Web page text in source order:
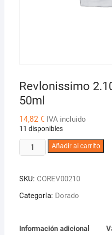
Revlonissimo
50ml
14,82 € IVA incluido
11 disponibles
Revlonissimo
2.10
Azulado
50ml
Añadir al carrito
SKU: COREV00210
Categoría: Dorado
Información adicional